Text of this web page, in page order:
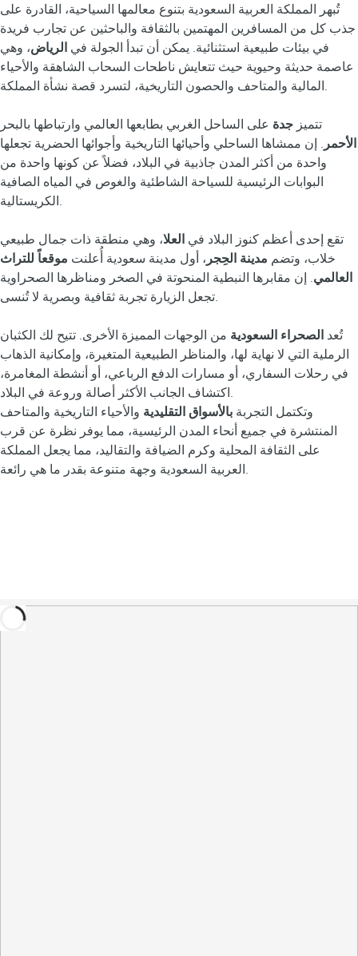
تُبهر المملكة العربية السعودية بتنوع معالمها السياحية، القادرة على
جذب كل من المسافرين المهتمين بالثقافة والباحثين عن تجارب فريدة
في بيئات طبيعية استثنائية. يمكن أن تبدأ الجولة في الرياض، وهي
عاصمة حديثة وحيوية حيث تتعايش ناطحات السحاب الشاهقة والأحياء
المالية والمتاحف والحصون التاريخية، لتسرد قصة نشأة المملكة.
تتميز جدة على الساحل الغربي بطابعها العالمي وارتباطها بالبحر
الأحمر . إن ممشاها الساحلي وأحيائها التاريخية وأجوائها الحضرية تجعلها
واحدة من أكثر المدن جاذبية في البلاد، فضلاً عن كونها واحدة من
البوابات الرئيسية للسياحة الشاطئية والغوص في المياه الصافية
الكريستالية.
تقع إحدى أعظم كنوز البلاد في العلا، وهي منطقة ذات جمال طبيعي
خلاب، وتضم مدينة الحِجر ، أول مدينة سعودية أُعلنت موقعاً للتراث
العالمي. إن مقابرها النبطية المنحوتة في الصخر ومناظرها الصحراوية
تجعل الزيارة تجربة ثقافية وبصرية لا تُنسى.
تُعد الصحراء السعودية من الوجهات المميزة الأخرى. تتيح لك الكثبان
الرملية التي لا نهاية لها، والمناظر الطبيعية المتغيرة، وإمكانية الذهاب
في رحلات السفاري، أو مسارات الدفع الرباعي، أو أنشطة المغامرة،
اكتشاف الجانب الأكثر أصالة وروعة في البلاد.
وتكتمل التجربة بالأسواق التقليدية والأحياء التاريخية والمتاحف
المنتشرة في جميع أنحاء المدن الرئيسية، مما يوفر نظرة عن قرب
على الثقافة المحلية وكرم الضيافة والتقاليد، مما يجعل المملكة
العربية السعودية وجهة متنوعة بقدر ما هي رائعة.